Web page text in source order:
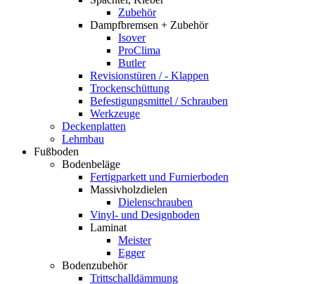
Zubehör
Dampfbremsen + Zubehör
Isover
ProClima
Butler
Revisionstüren / - Klappen
Trockenschüttung
Befestigungsmittel / Schrauben
Werkzeuge
Deckenplatten
Lehmbau
Fußboden
Bodenbeläge
Fertigparkett und Furnierboden
Massivholzdielen
Dielenschrauben
Vinyl- und Designboden
Laminat
Meister
Egger
Bodenzubehör
Trittschalldämmung